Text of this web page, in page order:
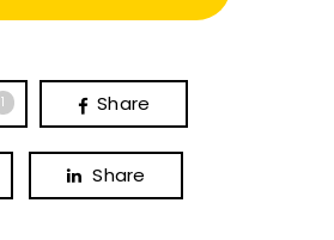
1 Share
Share